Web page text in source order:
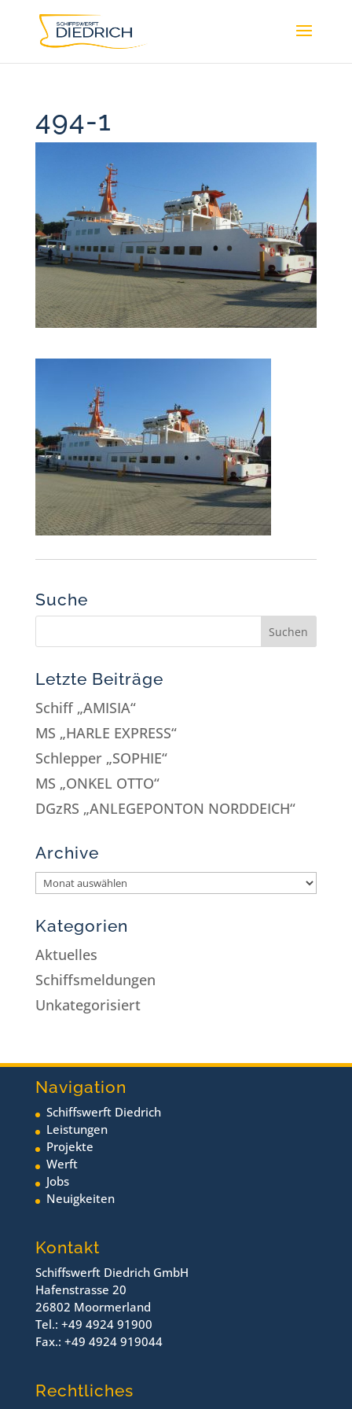
494-1
Suche
Letzte Beiträge
Schiff „AMISIA“
MS „HARLE EXPRESS“
Schlepper „SOPHIE“
MS „ONKEL OTTO“
DGzRS „ANLEGEPONTON NORDDEICH“
Archive
Kategorien
Aktuelles
Schiffsmeldungen
Unkategorisiert
Navigation
Schiffswerft Diedrich
Leistungen
Projekte
Werft
Jobs
Neuigkeiten
Kontakt
Schiffswerft Diedrich GmbH
Hafenstrasse 20
26802 Moormerland
Tel.: +49 4924 91900
Fax.: +49 4924 919044
Rechtliches